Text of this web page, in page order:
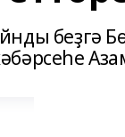
беҙгә